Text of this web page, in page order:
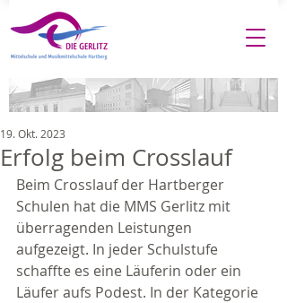
Erfolg beim Crosslauf
19. Okt. 2023
Beim Crosslauf der Hartberger
Schulen hat die MMS Gerlitz mit
überragenden Leistungen
aufgezeigt. In jeder Schulstufe
schaffte es eine Läuferin oder ein
Läufer aufs Podest. In der Kategorie